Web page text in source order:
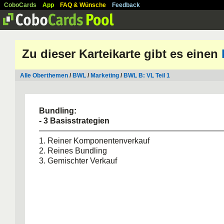
CoboCards App FAQ & Wünsche Feedback
Zu dieser Karteikarte gibt es einen
Alle Oberthemen / BWL / Marketing / BWL B: VL Teil 1
Bundling:
- 3 Basisstrategien
1. Reiner Komponentenverkauf
2. Reines Bundling
3. Gemischter Verkauf